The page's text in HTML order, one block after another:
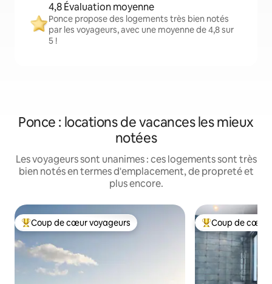
4,8 Évaluation moyenne
Ponce propose des logements très bien notés
par les voyageurs, avec une moyenne de 4,8 sur
5 !
Ponce : locations de vacances les mieux
notées
Les voyageurs sont unanimes : ces logements sont très
bien notés en termes d'emplacement, de propreté et
plus encore.
Coups de cœur voyageurs les plus appréciés
Coup de cœur voyageurs Coups de cœur
Coup de cœur